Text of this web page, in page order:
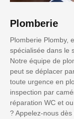
Plomberie
Plomberie Plomby,
spécialisée dans le
Notre équipe de
peut se déplacer
toute urgence en
inspection par
réparation WC et
? Appelez-nous